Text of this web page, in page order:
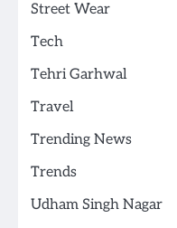
Street Wear
Tech
Tehri Garhwal
Travel
Trending News
Trends
Udham Singh Nagar